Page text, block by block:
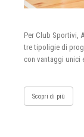
Per Club Sportivi,
tre tipoligie di
con vantaggi unici
Scopri di più